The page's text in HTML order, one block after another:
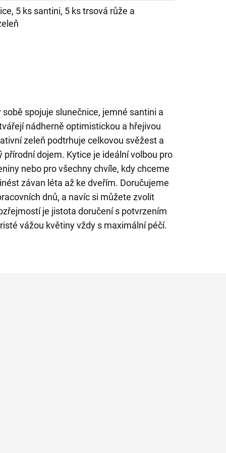
5 ks santini, 5 ks trsová růže a
spojuje slunečnice, jemné santini a
nádherně optimistickou a hřejivou
zeleň podtrhuje celkovou svěžest a
dojem. Kytice je ideální volbou pro
nebo pro všechny chvíle, kdy chceme
závan léta až ke dveřím. Doručujeme
dnů, a navíc si můžete zvolit
je jistota doručení s potvrzením
vážou květiny vždy s maximální péčí.